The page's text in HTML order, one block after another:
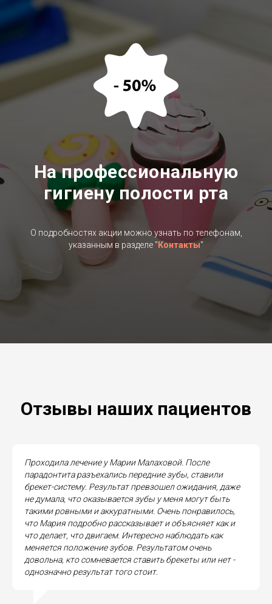
На профессиональную
гигиену полости рта
О подробностях акции можно узнать по телефонам,
указанным в разделе " Контакты"
Отзывы наших пациентов
Проходила лечение у Марии Малаховой. После
парадонтита разъехались передние зубы, ставили
брекет-систему. Результат превзошел ожидания, даже
не думала, что оказывается зубы у меня могут быть
такими ровными и аккуратными. Очень понравилось,
что Мария подробно рассказывает и объясняет как и
что делает, что двигаем. Интересно наблюдать как
меняется положение зубов. Результатом очень
довольна, кто сомневается ставить брекеты или нет -
однозначно результат того стоит.